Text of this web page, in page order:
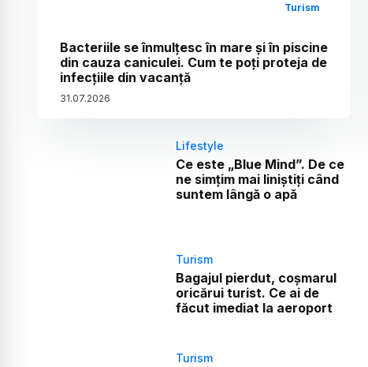
Turism
Bacteriile se înmulțesc în mare și în piscine
din cauza caniculei. Cum te poți proteja de
infecțiile din vacanță
31.07.2026
Lifestyle
Ce este „Blue Mind”. De ce
ne simțim mai liniștiți când
suntem lângă o apă
Turism
Bagajul pierdut, coșmarul
oricărui turist. Ce ai de
făcut imediat la aeroport
Turism